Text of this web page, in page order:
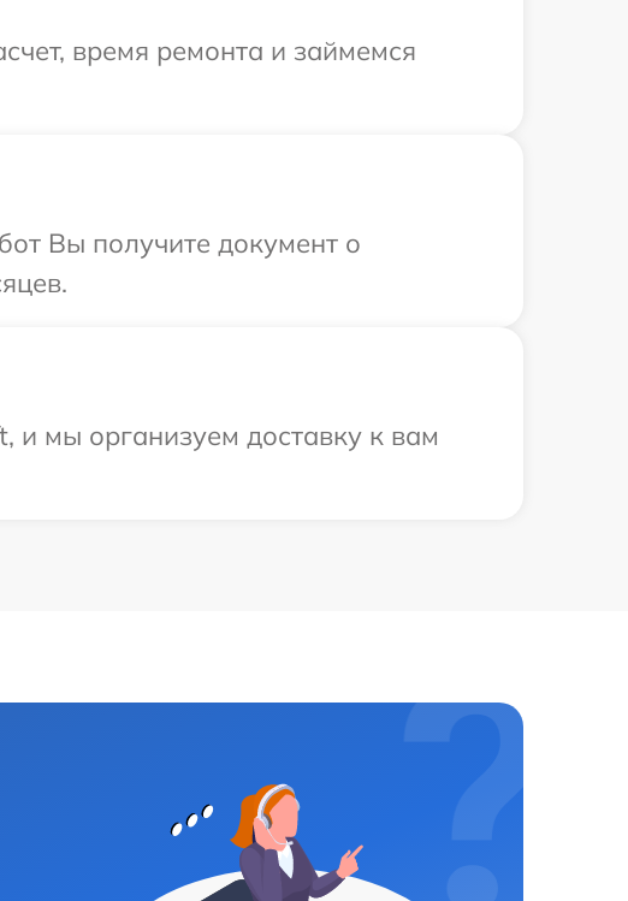
время ремонта и займемся
Вы получите документ о
и мы организуем доставку к вам